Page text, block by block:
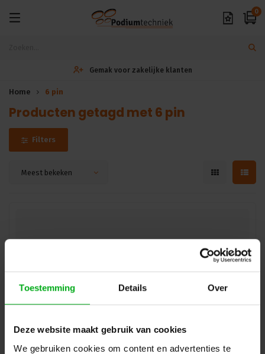
Toestemming Details Over
Deze website maakt gebruik van cookies
We gebruiken cookies om content en advertenties te
0
Gemak voor zakelijke klanten
Home 6 pin
Producten getagd met 6 pin
Filters
Meest bekeken